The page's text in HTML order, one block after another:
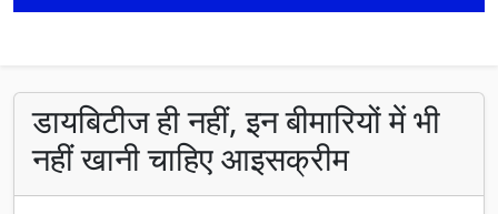
डायबिटीज ही नहीं, इन बीमारियों में भी
नहीं खानी चाहिए आइसक्रीम